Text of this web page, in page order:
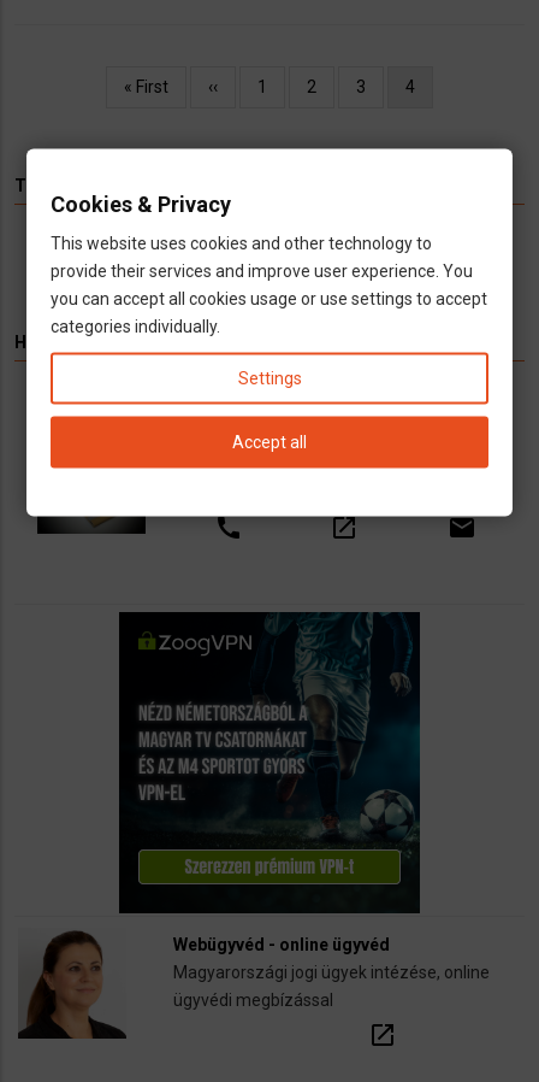
Oldalszámozás
Első
« First
Előző
‹‹ Oldal
1 Oldal
2 Oldal
3
Jelenlegi
4
TÉMÁK
Hírek Infók Videó Munka TV
HIRDETÉS
Könyvelés kizárólag cégeknek
Vállalkozások számára kínálunk teljeskörű
könyvelési és adószakügyvédi
call open_in_new email
Webügyvéd - online ügyvéd
Magyarországi jogi ügyek intézése, online
ügyvédi megbízással
open_in_new
Cookies & Privacy
This website uses cookies and other technology to
provide their services and improve user experience. You
you can accept all cookies usage or use settings to accept
categories individually.
Settings
Accept all